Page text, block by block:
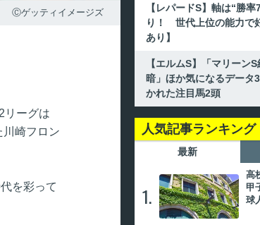
Ⓒゲッティイメージズ
リーグは
崎フロン
を彩って
【レパードS】軸は“勝
り！ 世代上位の能力で
あり】
【エルムS】「マリーン
暗」ほか気になるデー
かれた注目馬2頭
人気記事ランキング
最新
1.
高
甲
球